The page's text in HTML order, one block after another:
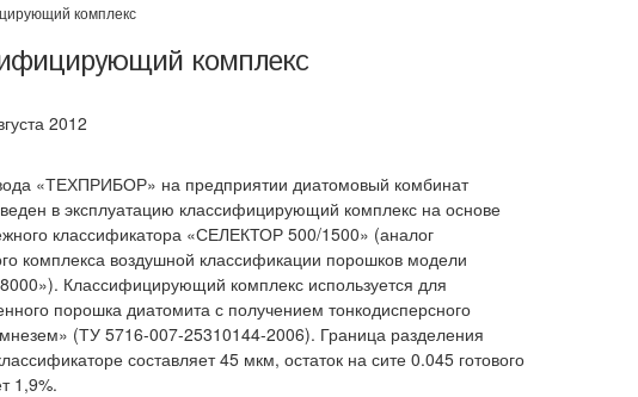
комплекс
комплекс
2012
«ТЕХПРИБОР» на предприятии диатомовый комбинат
в эксплуатацию классифицирующий комплекс на основе
классификатора «СЕЛЕКТОР 500/1500» (аналог
комплекса воздушной классификации порошков модели
Классифицирующий комплекс используется для
порошка диатомита с получением тонкодисперсного
(ТУ 5716-007-25310144-2006). Граница разделения
составляет 45 мкм, остаток на сите 0.045 готового
1,9%.